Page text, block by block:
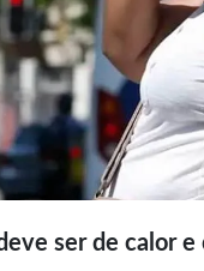
ser de calor